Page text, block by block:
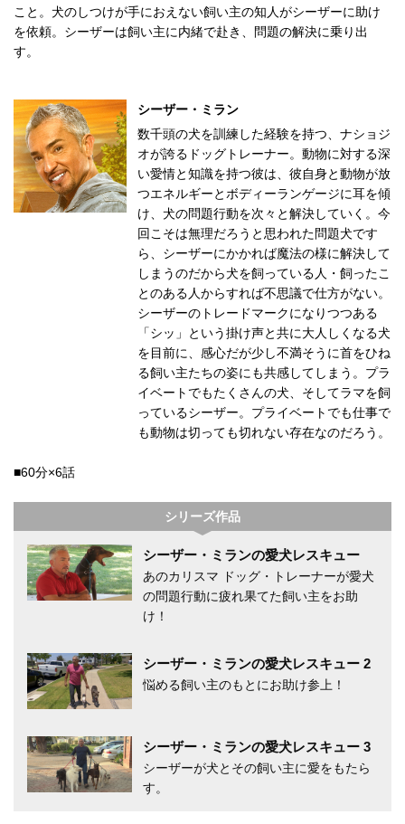
こと。犬のしつけが手におえない飼い主の知人がシーザーに助け
を依頼。シーザーは飼い主に内緒で赴き、問題の解決に乗り出
す。
シーザー・ミラン
数千頭の犬を訓練した経験を持つ、ナショジ
オが誇るドッグトレーナー。動物に対する深
い愛情と知識を持つ彼は、彼自身と動物が放
つエネルギーとボディーランゲージに耳を傾
け、犬の問題行動を次々と解決していく。今
回こそは無理だろうと思われた問題犬です
ら、シーザーにかかれば魔法の様に解決して
しまうのだから犬を飼っている人・飼ったこ
とのある人からすれば不思議で仕方がない。
シーザーのトレードマークになりつつある
「シッ」という掛け声と共に大人しくなる犬
を目前に、感心だが少し不満そうに首をひね
る飼い主たちの姿にも共感してしまう。プラ
イベートでもたくさんの犬、そしてラマを飼
っているシーザー。プライベートでも仕事で
も動物は切っても切れない存在なのだろう。
■60分×6話
シリーズ作品
シーザー・ミランの愛犬レスキュー
あのカリスマ ドッグ・トレーナーが愛犬
の問題行動に疲れ果てた飼い主をお助
け！
シーザー・ミランの愛犬レスキュー 2
悩める飼い主のもとにお助け参上！
シーザー・ミランの愛犬レスキュー 3
シーザーが犬とその飼い主に愛をもたら
す。